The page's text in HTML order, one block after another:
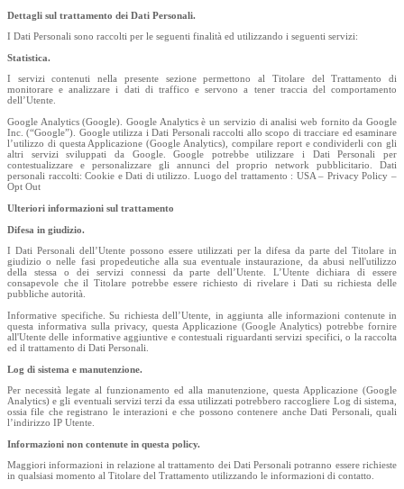
Dettagli sul trattamento dei Dati Personali.
I Dati Personali sono raccolti per le seguenti finalità ed utilizzando i seguenti servizi:
Statistica.
I servizi contenuti nella presente sezione permettono al Titolare del Trattamento di
monitorare e analizzare i dati di traffico e servono a tener traccia del comportamento
dell’Utente.
Google Analytics (Google). Google Analytics è un servizio di analisi web fornito da Google
Inc. (“Google”). Google utilizza i Dati Personali raccolti allo scopo di tracciare ed esaminare
l’utilizzo di questa Applicazione (Google Analytics), compilare report e condividerli con gli
altri servizi sviluppati da Google. Google potrebbe utilizzare i Dati Personali per
contestualizzare e personalizzare gli annunci del proprio network pubblicitario. Dati
personali raccolti: Cookie e Dati di utilizzo. Luogo del trattamento : USA – Privacy Policy –
Opt Out
Ulteriori informazioni sul trattamento
Difesa in giudizio.
I Dati Personali dell’Utente possono essere utilizzati per la difesa da parte del Titolare in
giudizio o nelle fasi propedeutiche alla sua eventuale instaurazione, da abusi nell'utilizzo
della stessa o dei servizi connessi da parte dell’Utente. L’Utente dichiara di essere
consapevole che il Titolare potrebbe essere richiesto di rivelare i Dati su richiesta delle
pubbliche autorità.
Informative specifiche. Su richiesta dell’Utente, in aggiunta alle informazioni contenute in
questa informativa sulla privacy, questa Applicazione (Google Analytics) potrebbe fornire
all'Utente delle informative aggiuntive e contestuali riguardanti servizi specifici, o la raccolta
ed il trattamento di Dati Personali.
Log di sistema e manutenzione.
Per necessità legate al funzionamento ed alla manutenzione, questa Applicazione (Google
Analytics) e gli eventuali servizi terzi da essa utilizzati potrebbero raccogliere Log di sistema,
ossia file che registrano le interazioni e che possono contenere anche Dati Personali, quali
l’indirizzo IP Utente.
Informazioni non contenute in questa policy.
Maggiori informazioni in relazione al trattamento dei Dati Personali potranno essere richieste
in qualsiasi momento al Titolare del Trattamento utilizzando le informazioni di contatto.